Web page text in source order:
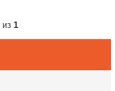
из 1